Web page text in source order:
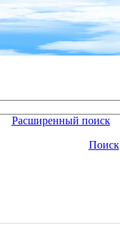
Расширенный поиск
Поиск